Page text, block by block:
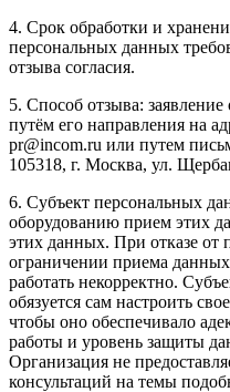
4. Срок обработки и
персональных данных
отзыва согласия.
5. Способ отзыва:
путём его направления на
pr@incom.ru или путем
105318, г. Москва, ул.
6. Субъект персональных
оборудованию прием этих
этих данных. При отказе от
ограничении приема
работать некорректно.
обязуется сам настроить
чтобы оно обеспечивало
работы и уровень защиты
Организация не
консультаций на темы